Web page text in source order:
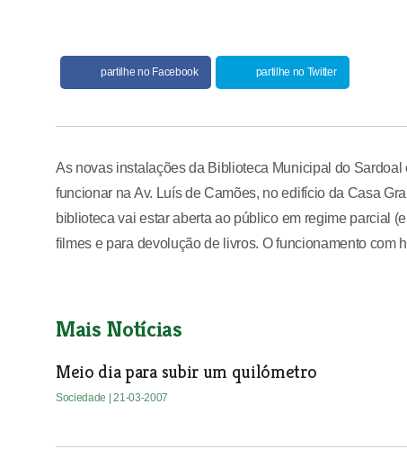
partilhe no Facebook partilhe no Twitter
As novas instalações da Biblioteca Municipal do
funcionar na Av. Luís de Camões, no edifício da Casa
biblioteca vai estar aberta ao público em regime parcial
filmes e para devolução de livros. O funcionamento com
Mais Notícias
Meio dia para subir um quilómetro
Sociedade | 21-03-2007